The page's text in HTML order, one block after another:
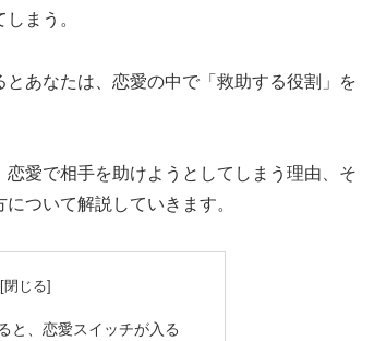
まう。
あなたは、恋愛の中で「救助する役割」を
愛で相手を助けようとしてしまう理由、そ
ついて解説していきます。
と、恋愛スイッチが入る